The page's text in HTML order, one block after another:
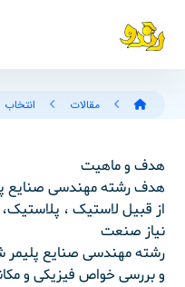
مقالات انتخاب
هدف و ماهیت
هدف رشته مهندسی صنایع
از قبیل لاستیک ، پلاستیک،
نیاز صنعت
رشته مهندسی صنایع پلیمر
و بررسی خواص فیزیکی و